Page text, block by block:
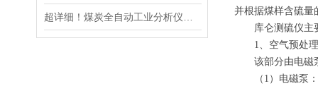
并根据煤样含硫量
库仑测硫仪主要
1、空气预处理
该部分由电磁泵
（1）电磁泵：